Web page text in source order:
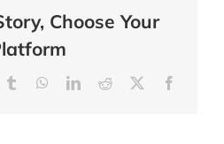
Choose Your
Facebook
X
Reddit
LinkedIn